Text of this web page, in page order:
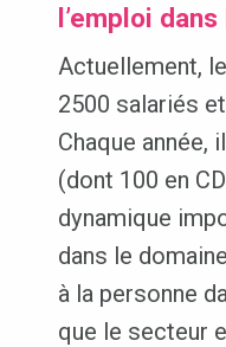
l’emploi
Actuellement,
2500 salariés
Chaque année,
(dont 100 en
dynamique
dans le
à la personne
que le secteur